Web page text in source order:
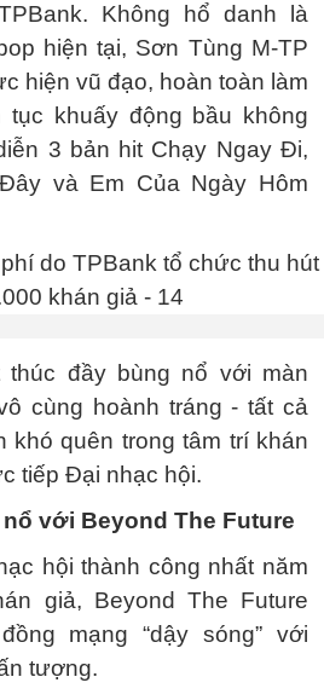
Không hổ danh là
hiện tại, Sơn Tùng M-TP
hiện vũ đạo, hoàn toàn làm
tục khuấy động bầu không
3 bản hit Chạy Ngay Đi,
và Em Của Ngày Hôm
thúc đầy bùng nổ với màn
cùng hoành tráng - tất cả
khó quên trong tâm trí khán
tiếp Đại nhạc hội.
với Beyond The Future
hội thành công nhất năm
giả, Beyond The Future
mạng “dậy sóng” với
tượng.